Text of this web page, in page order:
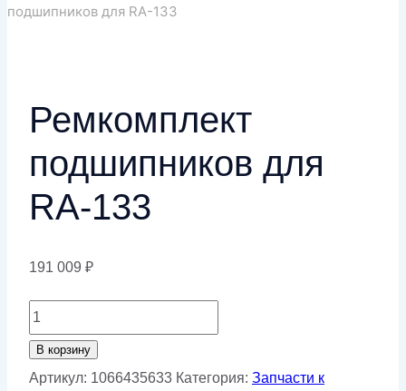
подшипников для RA-133
Ремкомплект
подшипников для
RA-133
191 009 ₽
Количество
товара
Ремкомплект
В корзину
Артикул: 1066435633 Категория: Запчасти к